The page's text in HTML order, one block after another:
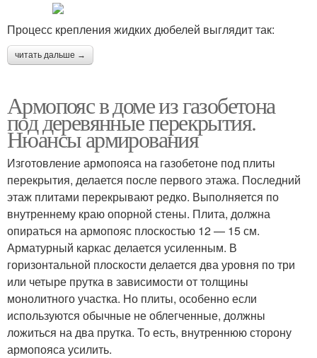
Процесс крепления жидких дюбелей выглядит так:
читать дальше →
Армопояс в доме из газобетона
под деревянные перекрытия.
Нюансы армирования
Изготовление армопояса на газобетоне под плиты
перекрытия, делается после первого этажа. Последний
этаж плитами перекрывают редко. Выполняется по
внутреннему краю опорной стены. Плита, должна
опираться на армопояс плоскостью 12 — 15 см.
Арматурный каркас делается усиленным. В
горизонтальной плоскости делается два уровня по три
или четыре прутка в зависимости от толщины
монолитного участка. Но плиты, особенно если
используются обычные не облегченные, должны
ложиться на два прутка. То есть, внутреннюю сторону
армопояса усилить.